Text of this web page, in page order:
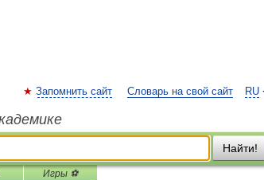
RU
Запомнить сайт Словарь на свой сайт
Найти!
Игры ⚽